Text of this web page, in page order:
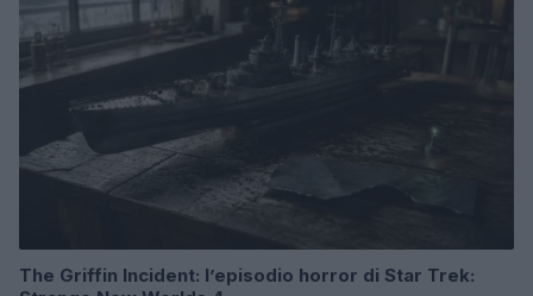
The Griffin Incident: l’episodio horror di Star Trek: